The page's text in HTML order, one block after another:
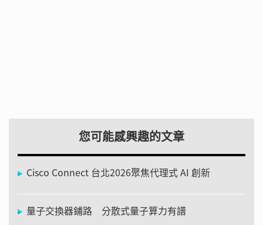
您可能感興趣的文章
Cisco Connect 台北2026聚焦代理式 AI 創新
量子交換器鋪路 分散式量子算力有譜